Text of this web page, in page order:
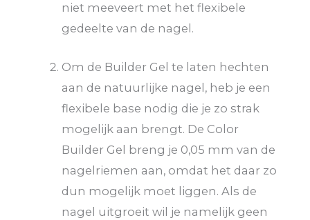
niet meeveert met het flexibele
gedeelte van de nagel.
Om de Builder Gel te laten hechten
aan de natuurlijke nagel, heb je een
flexibele base nodig die je zo strak
mogelijk aan brengt. De Color
Builder Gel breng je 0,05 mm van de
nagelriemen aan, omdat het daar zo
dun mogelijk moet liggen. Als de
nagel uitgroeit wil je namelijk geen